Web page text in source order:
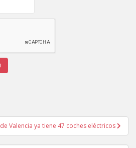
Valencia ya tiene 47 coches eléctricos